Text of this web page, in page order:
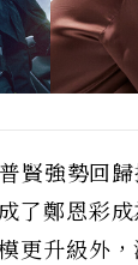
賢強勢回
了鄭恩彩
更升級外